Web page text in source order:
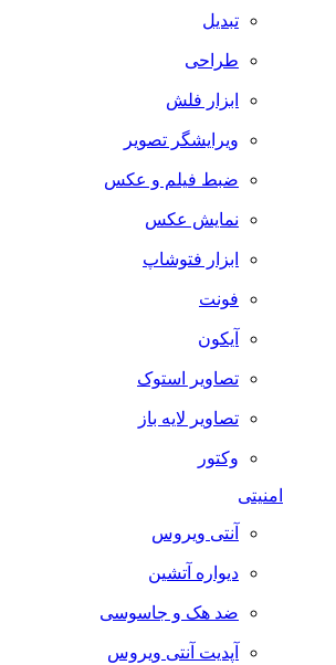
تبدیل
طراحی
ابزار فلش
ویرایشگر تصویر
ضبط فيلم و عكس
نمایش عکس
ابزار فتوشاپ
فونت
آیکون
تصاویر استوک
تصاویر لایه باز
وکتور
امنیتی
آنتی ویروس
دیواره آتشین
ضد هک و جاسوسی
آپدیت آنتی ویروس